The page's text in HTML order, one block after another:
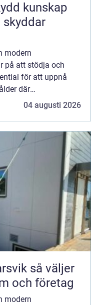
modern
på att stödja och
för att uppnå
där
04 augusti 2026
väljer
och företag
modern